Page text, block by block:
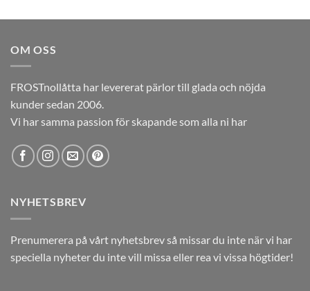
priset priset
OM OSS
FROSTnollåtta har levererat pärlor till glada och nöjda
kunder sedan 2006.
Vi har samma passion för skapande som alla ni har
NYHETSBREV
Prenumerera på vårt nyhetsbrev så missar du inte när vi har
speciella nyheter du inte vill missa eller rea vi vissa högtider!